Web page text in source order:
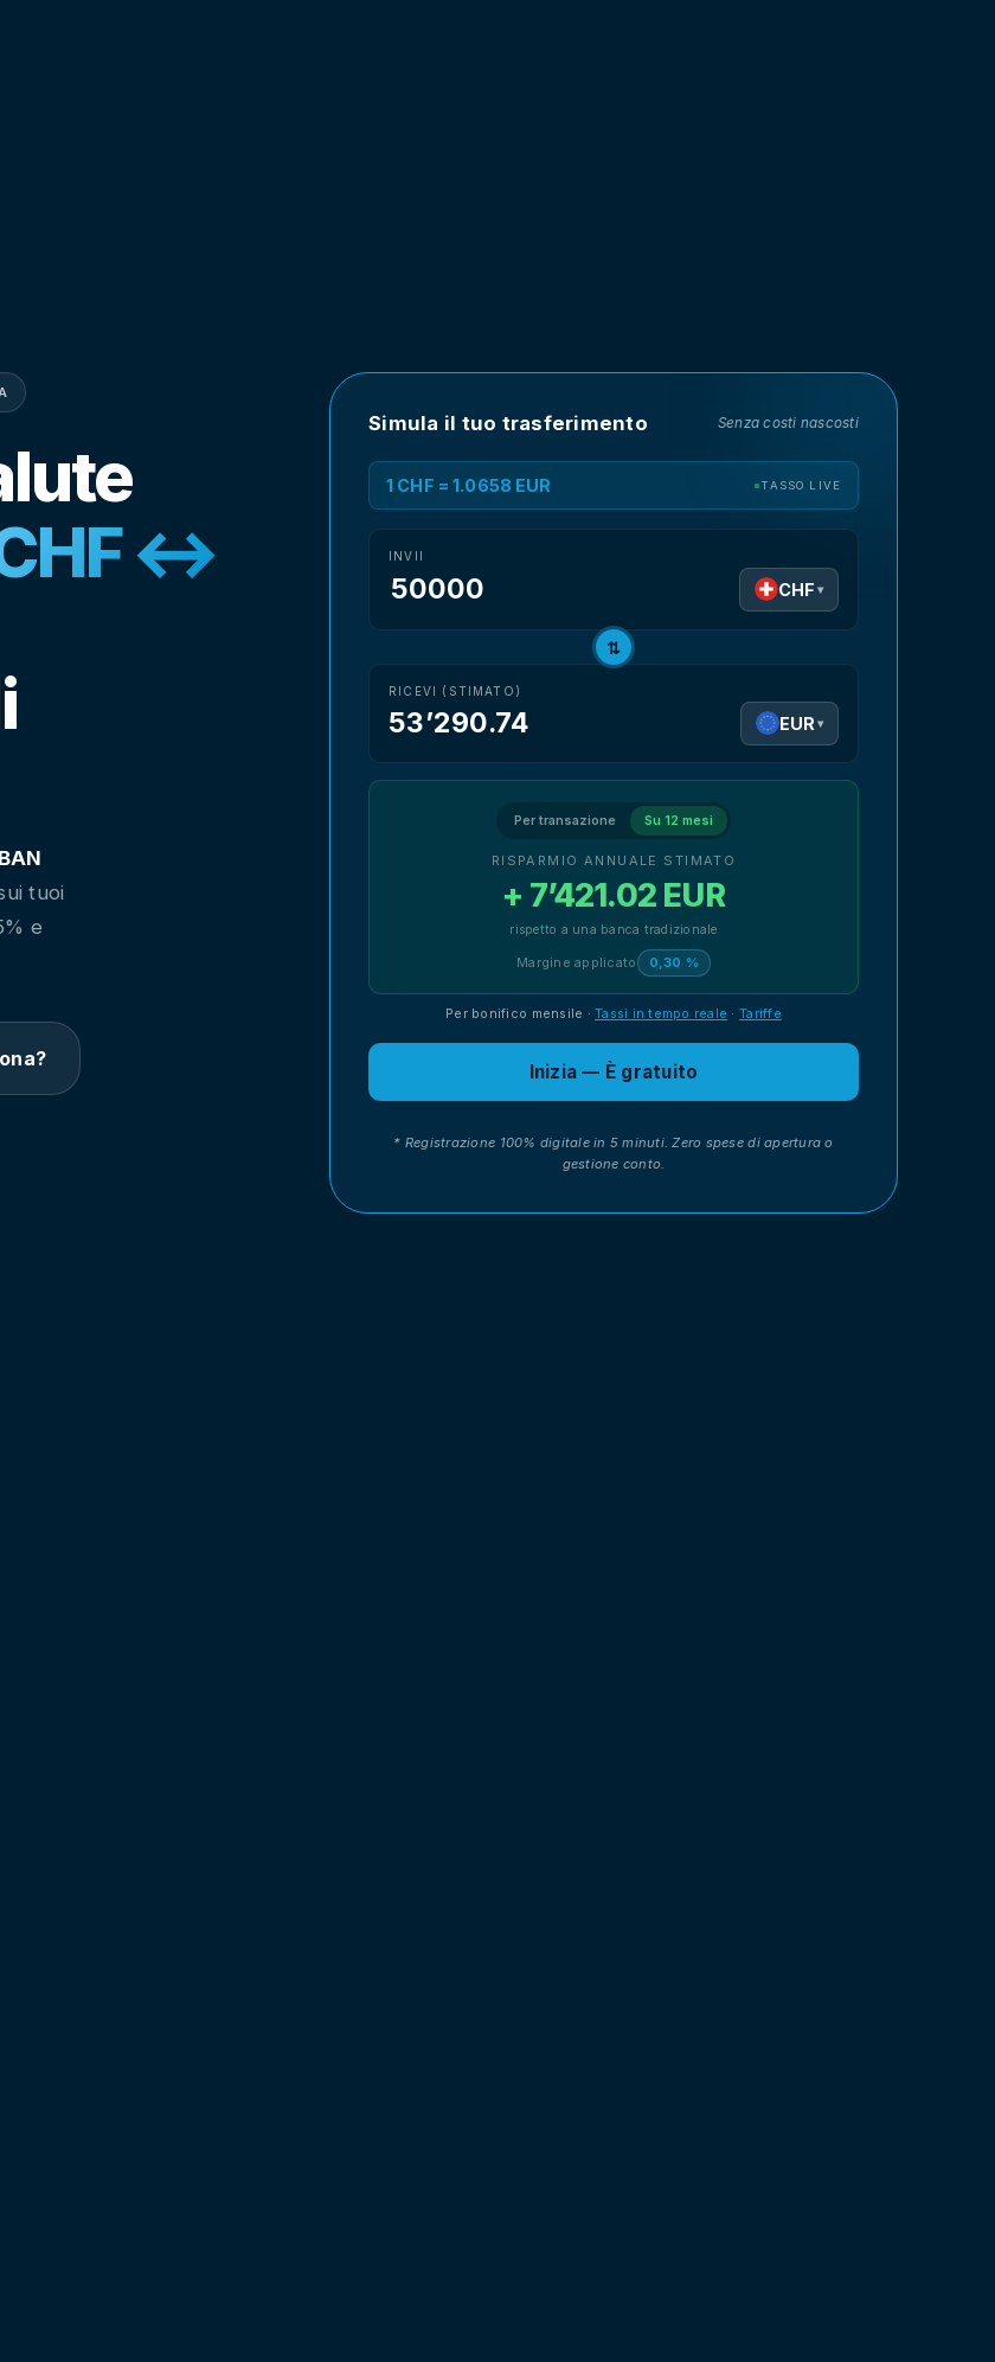
↔
tuoi
e
Simula il tuo trasferimento Senza costi nascosti
1 CHF = 1.0658 EUR TASSO LIVE
INVII
CHF ▾
⇅
RICEVI (STIMATO)
53’290.74 EUR ▾
Per transazione Su 12 mesi
RISPARMIO ANNUALE STIMATO
+ 7’421.02 EUR
rispetto a una banca tradizionale
Margine applicato 0,30 %
Per bonifico mensile ·Tassi in tempo reale · Tariffe
Inizia — È gratuito
* Registrazione 100% digitale in 5 minuti. Zero spese di apertura o
gestione conto.